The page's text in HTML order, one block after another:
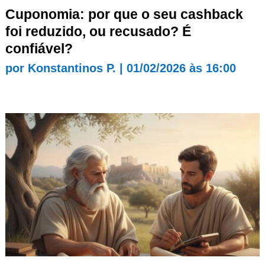
Cuponomia: por que o seu cashback
foi reduzido, ou recusado? É
confiável?
por Konstantinos P. 01/02/2026 às 16:00